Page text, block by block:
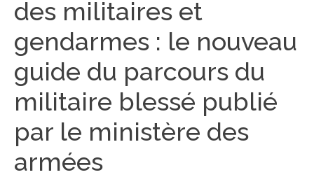
des militaires et
gendarmes : le nouveau
guide du parcours du
militaire blessé publié
par le ministère des
armées